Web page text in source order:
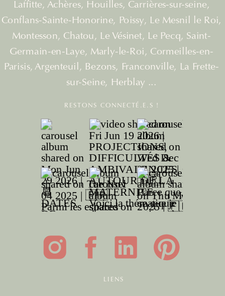
RESTONS CONNECTÉ.E.S !
LIENS
Laffitte, Achères, Houilles, Carrières-sur-seine,
Conflans-Sainte-Honorine, Poissy, Le Mesnil le Roi,
Montesson, Chatou, Le Vésinet, Le Pecq, Saint-
Germain-en-Laye, Marly-le-Roi, Cormeilles-en-
Parisis, Argenteuil, Bezons, Franconville, La Frette-
sur-Seine, Herblay ...